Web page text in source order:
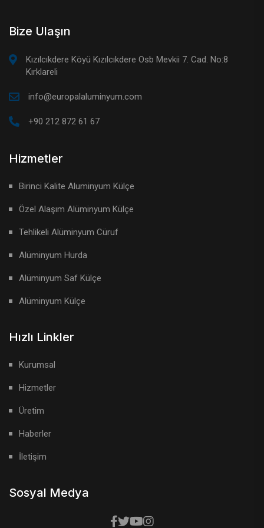
Bize Ulaşın
Kızılcıkdere Köyü Kızılcıkdere Osb Mevkii 7. Cad. No:8
Kırklareli
info@europalaluminyum.com
+90 212 872 61 67
Hizmetler
Birinci Kalite Aluminyum Külçe
Özel Alaşım Alüminyum Külçe
Tehlikeli Alüminyum Cüruf
Alüminyum Hurda
Alüminyum Saf Külçe
Alüminyum Külçe
Hızlı Linkler
Kurumsal
Hizmetler
Üretim
Haberler
İletişim
Sosyal Medya